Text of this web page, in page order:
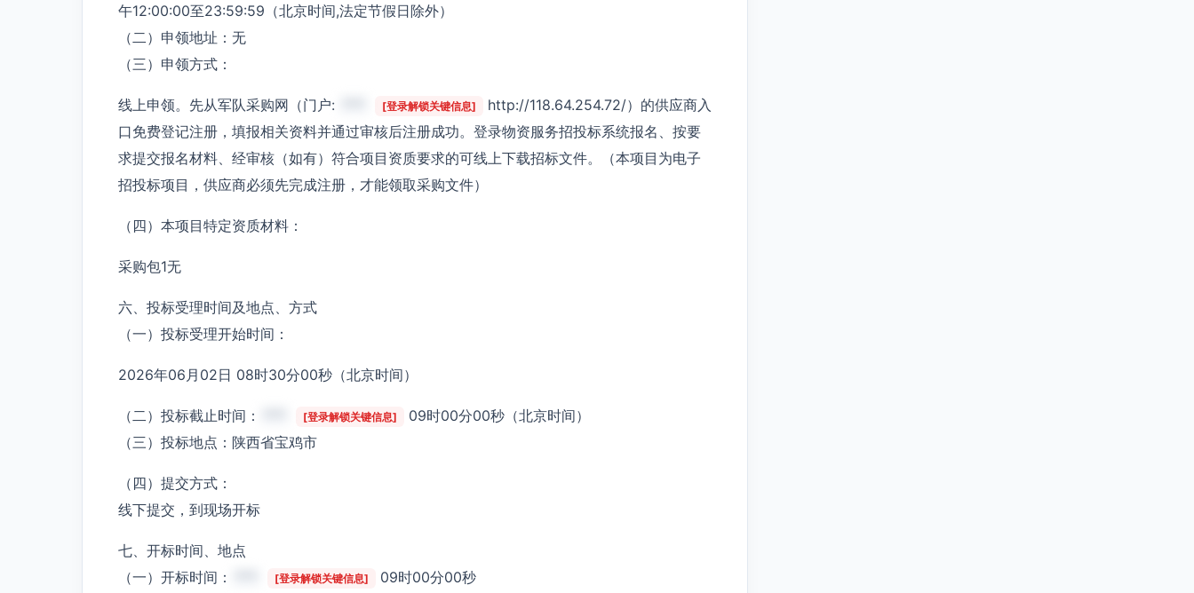
午12:00:00至23:59:59（北京时间,法定节假日除外）
（二）申领地址：无
（三）申领方式：
线上申领。先从军队采购网（门户: [登录解锁关键信息]
http://118.64.254.72/）的供应商入
口免费登记注册，填报相关资料并通过审核后注册成功。登录物资服务招投标系统报名、按要
求提交报名材料、经审核（如有）符合项目资质要求的可线上下载招标文件。（本项目为电子
招投标项目，供应商必须先完成注册，才能领取采购文件）
（四）本项目特定资质材料：
采购包1无
六、投标受理时间及地点、方式
（一）投标受理开始时间：
2026年06月02日 08时30分00秒（北京时间）
（二）投标截止时间： [登录解锁关键信息]
09时00分00秒（北京时间）
（三）投标地点：陕西省宝鸡市
（四）提交方式：
线下提交，到现场开标
七、开标时间、地点
（一）开标时间：
[登录解锁关键信息]
09时00分00秒